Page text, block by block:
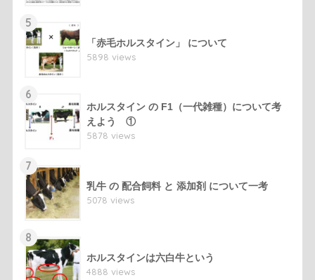
5
「赤毛ホルスタイン」 について
5898 views
6
ホルスタイン の F1（一代雑種）について考
えよう ①
5878 views
7
乳牛 の 配合飼料 と 添加剤 について一考
5078 views
8
ホルスタインは六白牛という
4888 views